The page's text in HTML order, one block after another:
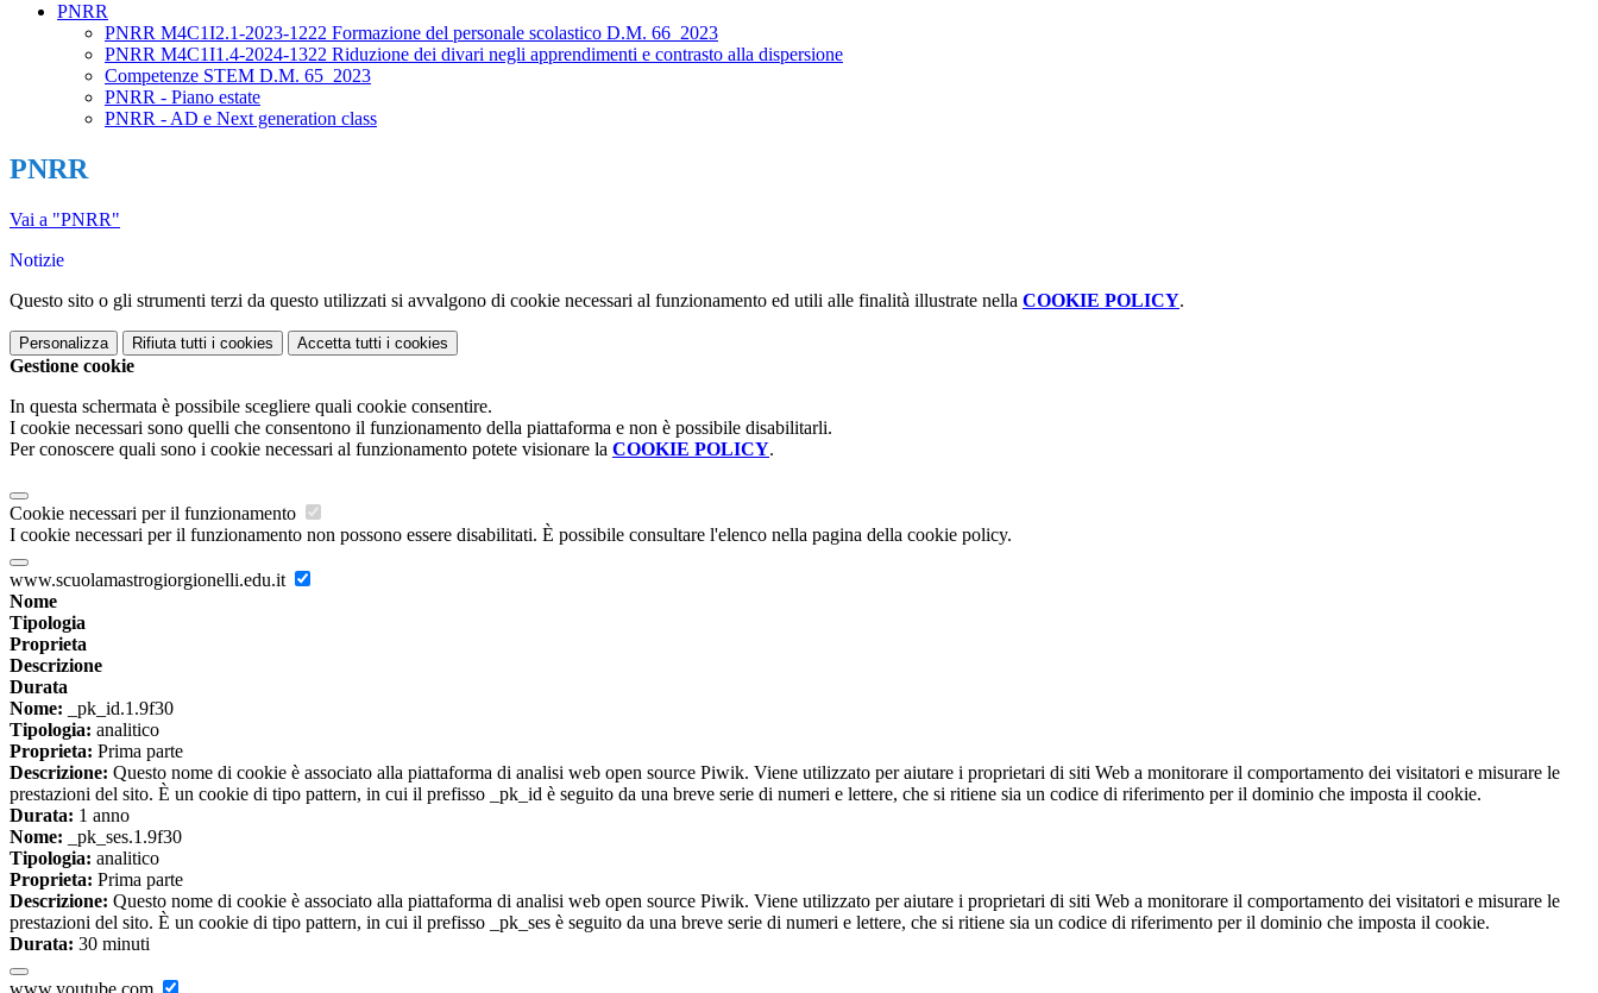
PNRR
PNRR M4C1I2.1-2023-1222 Formazione del personale scolastico D.M. 66_2023
PNRR M4C1I1.4-2024-1322 Riduzione dei divari negli apprendimenti e contrasto alla dispersione
Competenze STEM D.M. 65_2023
PNRR - Piano estate
PNRR - AD e Next generation class
PNRR
Vai a "PNRR"
Notizie
Questo sito o gli strumenti terzi da questo utilizzati si avvalgono di cookie necessari al funzionamento ed utili alle finalità illustrate nella COOKIE POLICY.
Personalizza Rifiuta tutti i cookies Accetta tutti i cookies
Gestione cookie
In questa schermata è possibile scegliere quali cookie consentire.
I cookie necessari sono quelli che consentono il funzionamento della piattaforma e non è possibile disabilitarli.
Per conoscere quali sono i cookie necessari al funzionamento potete visionare la COOKIE POLICY.
Cookie necessari per il funzionamento
I cookie necessari per il funzionamento non possono essere disabilitati. È possibile consultare l'elenco nella pagina della cookie policy.
www.scuolamastrogiorgionelli.edu.it
Nome
Tipologia
Proprieta
Descrizione
Durata
Nome: _pk_id.1.9f30
Tipologia: analitico
Proprieta: Prima parte
Descrizione: Questo nome di cookie è associato alla piattaforma di analisi web open source Piwik. Viene utilizzato per aiutare i proprietari di siti Web a monitorare il comportamento dei visitatori e misurare le
prestazioni del sito. È un cookie di tipo pattern, in cui il prefisso _pk_id è seguito da una breve serie di numeri e lettere, che si ritiene sia un codice di riferimento per il dominio che imposta il cookie.
Durata: 1 anno
Nome: _pk_ses.1.9f30
Tipologia: analitico
Proprieta: Prima parte
Descrizione: Questo nome di cookie è associato alla piattaforma di analisi web open source Piwik. Viene utilizzato per aiutare i proprietari di siti Web a monitorare il comportamento dei visitatori e misurare le
prestazioni del sito. È un cookie di tipo pattern, in cui il prefisso _pk_ses è seguito da una breve serie di numeri e lettere, che si ritiene sia un codice di riferimento per il dominio che imposta il cookie.
Durata: 30 minuti